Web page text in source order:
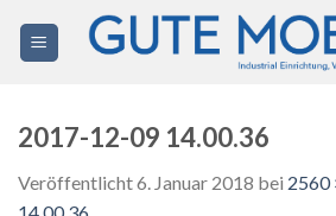
Inhalt
2017-12-09 14.00.36
Veröffentlicht6. Januar 2018 bei 2560